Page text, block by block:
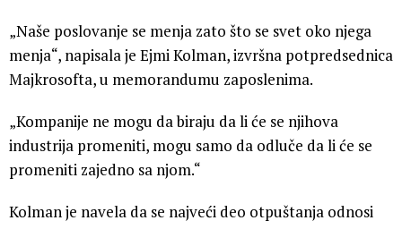
„Naše poslovanje se menja zato što se svet oko njega
menja“, napisala je Ejmi Kolman, izvršna potpredsednica
Majkrosofta, u memorandumu zaposlenima.
„Kompanije ne mogu da biraju da li će se njihova
industrija promeniti, mogu samo da odluče da li će se
promeniti zajedno sa njom.“
Kolman je navela da se najveći deo otpuštanja odnosi